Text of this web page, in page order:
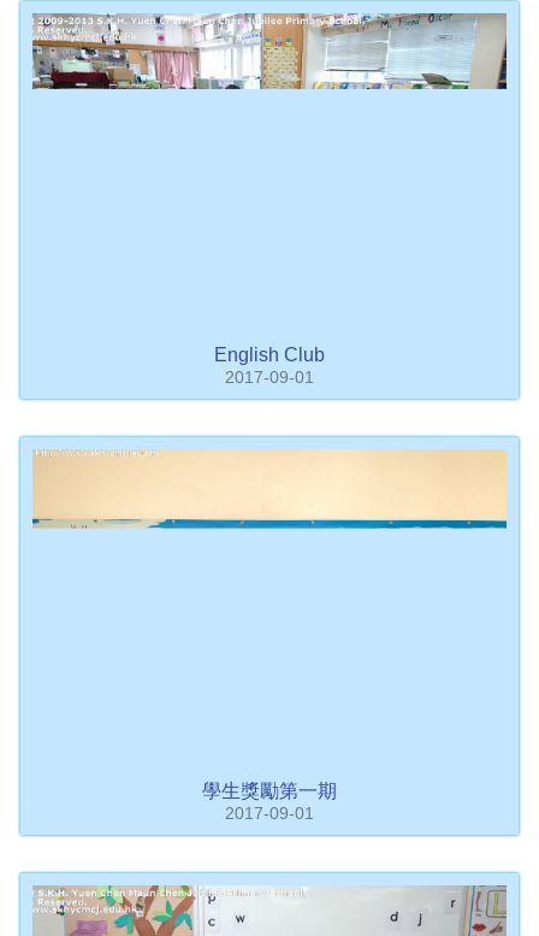
English Club
2017-09-01
學生獎勵第一期
2017-09-01